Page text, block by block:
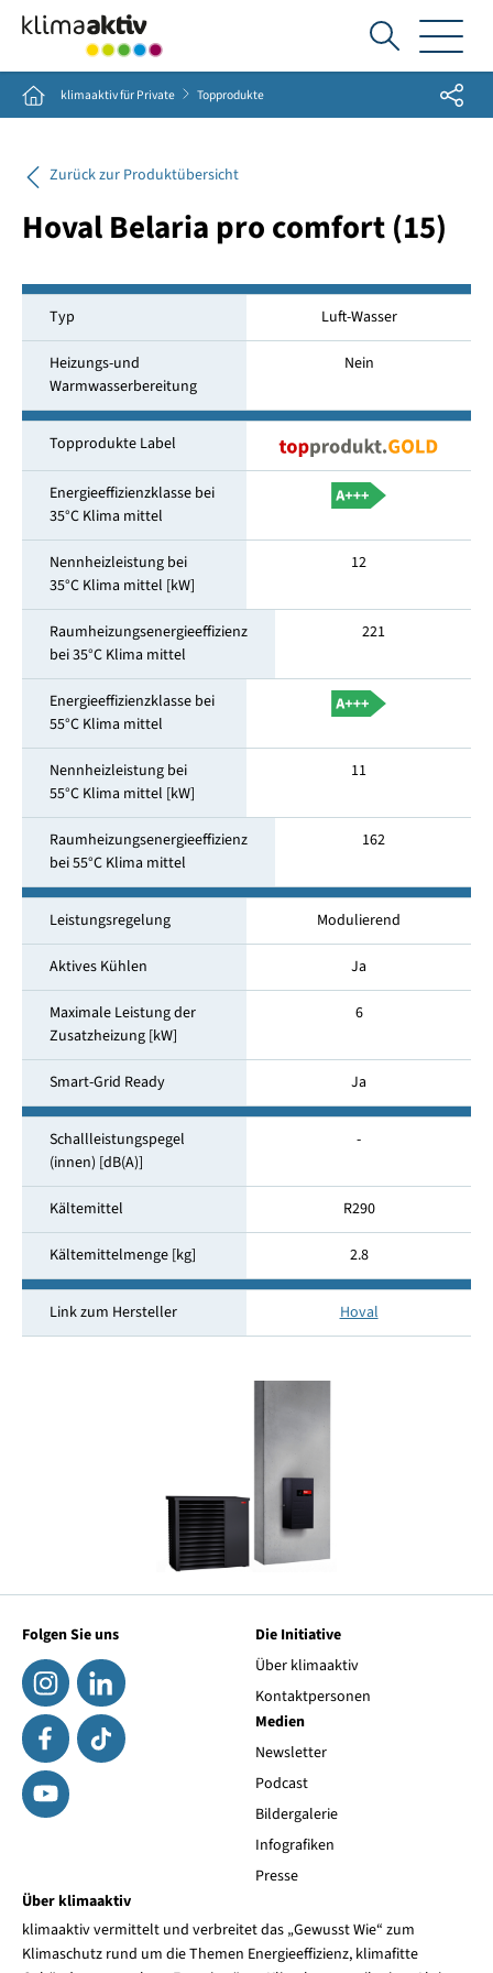
Ich
suche...
Home klimaaktiv für Private Topprodukte Share
Zurück zur Produktübersicht
Hoval Belaria pro comfort (15)
Typ Luft-Wasser
Heizungs-und
Warmwasserbereitung
Nein
Topprodukte Label
Energieeffizienzklasse bei
35°C Klima mittel
Nennheizleistung bei
35°C Klima mittel [kW]
12
Raumheizungsenergieeffizienz
bei 35°C Klima mittel
221
Energieeffizienzklasse bei
55°C Klima mittel
Nennheizleistung bei
55°C Klima mittel [kW]
11
Raumheizungsenergieeffizienz
bei 55°C Klima mittel
162
Leistungsregelung Modulierend
Aktives Kühlen Ja
Maximale Leistung der
Zusatzheizung [kW]
6
Smart-Grid Ready Ja
Schallleistungspegel
(innen) [dB(A)]
-
Kältemittel R290
Kältemittelmenge [kg] 2.8
Link zum Hersteller Hoval
Folgen Sie uns
Die Initiative
Über klimaaktiv
Kontaktpersonen
Medien
Newsletter
Podcast
Bildergalerie
Infografiken
Presse
Über klimaaktiv
klimaaktiv vermittelt und verbreitet das „Gewusst Wie“ zum
Klimaschutz rund um die Themen Energieeffizienz, klimafitte